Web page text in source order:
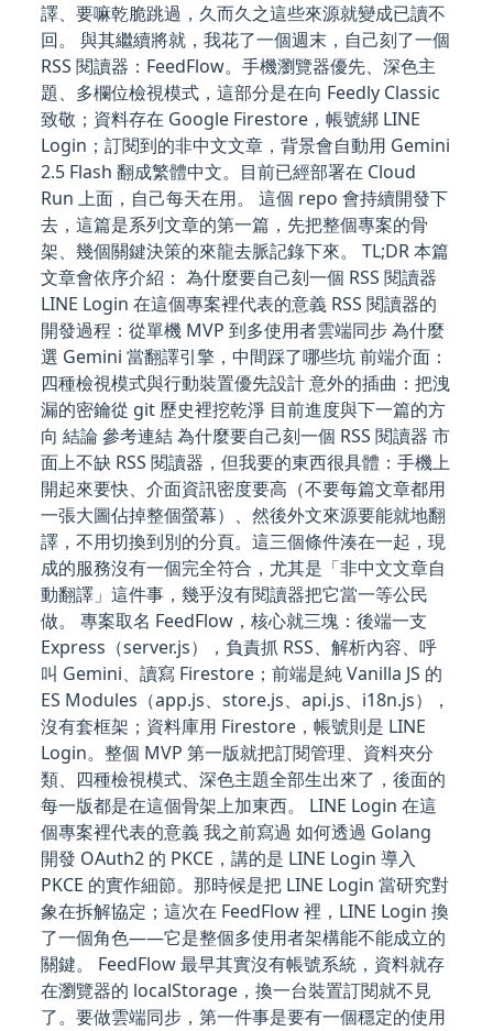
譯、要嘛乾脆跳過，久而久之這些來源就變成已讀不
回。 與其繼續將就，我花了一個週末，自己刻了一個
RSS 閱讀器：FeedFlow。手機瀏覽器優先、深色主
題、多欄位檢視模式，這部分是在向 Feedly Classic
致敬；資料存在 Google Firestore，帳號綁 LINE
Login；訂閱到的非中文文章，背景會自動用 Gemini
2.5 Flash 翻成繁體中文。目前已經部署在 Cloud
Run 上面，自己每天在用。 這個 repo 會持續開發下
去，這篇是系列文章的第一篇，先把整個專案的骨
架、幾個關鍵決策的來龍去脈記錄下來。 TL;DR 本篇
文章會依序介紹： 為什麼要自己刻一個 RSS 閱讀器
LINE Login 在這個專案裡代表的意義 RSS 閱讀器的
開發過程：從單機 MVP 到多使用者雲端同步 為什麼
選 Gemini 當翻譯引擎，中間踩了哪些坑 前端介面：
四種檢視模式與行動裝置優先設計 意外的插曲：把洩
漏的密鑰從 git 歷史裡挖乾淨 目前進度與下一篇的方
向 結論 參考連結 為什麼要自己刻一個 RSS 閱讀器 市
面上不缺 RSS 閱讀器，但我要的東西很具體：手機上
開起來要快、介面資訊密度要高（不要每篇文章都用
一張大圖佔掉整個螢幕）、然後外文來源要能就地翻
譯，不用切換到別的分頁。這三個條件湊在一起，現
成的服務沒有一個完全符合，尤其是「非中文文章自
動翻譯」這件事，幾乎沒有閱讀器把它當一等公民
做。 專案取名 FeedFlow，核心就三塊：後端一支
Express（server.js），負責抓 RSS、解析內容、呼
叫 Gemini、讀寫 Firestore；前端是純 Vanilla JS 的
ES Modules（app.js、store.js、api.js、i18n.js），
沒有套框架；資料庫用 Firestore，帳號則是 LINE
Login。整個 MVP 第一版就把訂閱管理、資料夾分
類、四種檢視模式、深色主題全部生出來了，後面的
每一版都是在這個骨架上加東西。 LINE Login 在這
個專案裡代表的意義 我之前寫過 如何透過 Golang
開發 OAuth2 的 PKCE，講的是 LINE Login 導入
PKCE 的實作細節。那時候是把 LINE Login 當研究對
象在拆解協定；這次在 FeedFlow 裡，LINE Login 換
了一個角色——它是整個多使用者架構能不能成立的
關鍵。 FeedFlow 最早其實沒有帳號系統，資料就存
在瀏覽器的 localStorage，換一台裝置訂閱就不見
了。要做雲端同步，第一件事是要有一個穩定的使用